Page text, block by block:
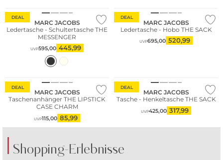
DEAL
MARC JACOBS
Ledertasche - Schultertasche THE
MESSENGER
UVP595,00 445,99
DEAL
MARC JACOBS
Ledertasche - Hobo THE SACK
UVP695,00 520,99
DEAL
MARC JACOBS
Taschenanhänger THE LIPSTICK
CASE CHARM
UVP115,00 85,99
DEAL
MARC JACOBS
Tasche - Henkeltasche THE SACK
UVP425,00 317,99
Shopping-Erlebnisse